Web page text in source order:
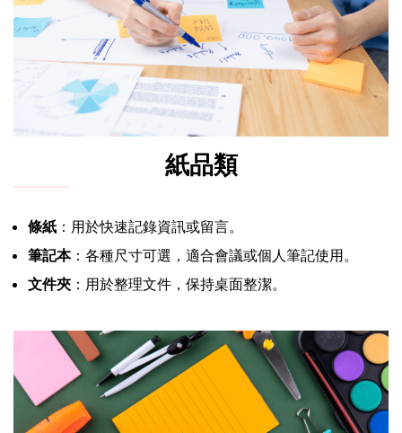
紙品類
條紙 ：用於快速記錄資訊或留言。
筆記本：各種尺寸可選，適合會議或個人筆記使用。
文件夾 ：用於整理文件，保持桌面整潔。